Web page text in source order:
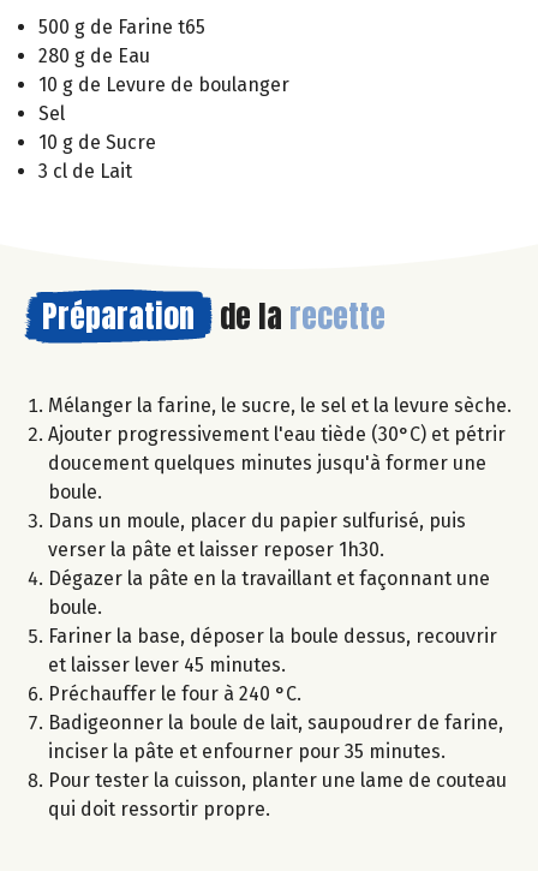
500 g de Farine t65
280 g de Eau
10 g de Levure de boulanger
Sel
10 g de Sucre
3 cl de Lait
Préparation de la recette
Mélanger la farine, le sucre, le sel et la levure sèche.
Ajouter progressivement l'eau tiède (30°C) et pétrir
doucement quelques minutes jusqu'à former une
boule.
Dans un moule, placer du papier sulfurisé, puis
verser la pâte et laisser reposer 1h30.
Dégazer la pâte en la travaillant et façonnant une
boule.
Fariner la base, déposer la boule dessus, recouvrir
et laisser lever 45 minutes.
Préchauffer le four à 240 °C.
Badigeonner la boule de lait, saupoudrer de farine,
inciser la pâte et enfourner pour 35 minutes.
Pour tester la cuisson, planter une lame de couteau
qui doit ressortir propre.